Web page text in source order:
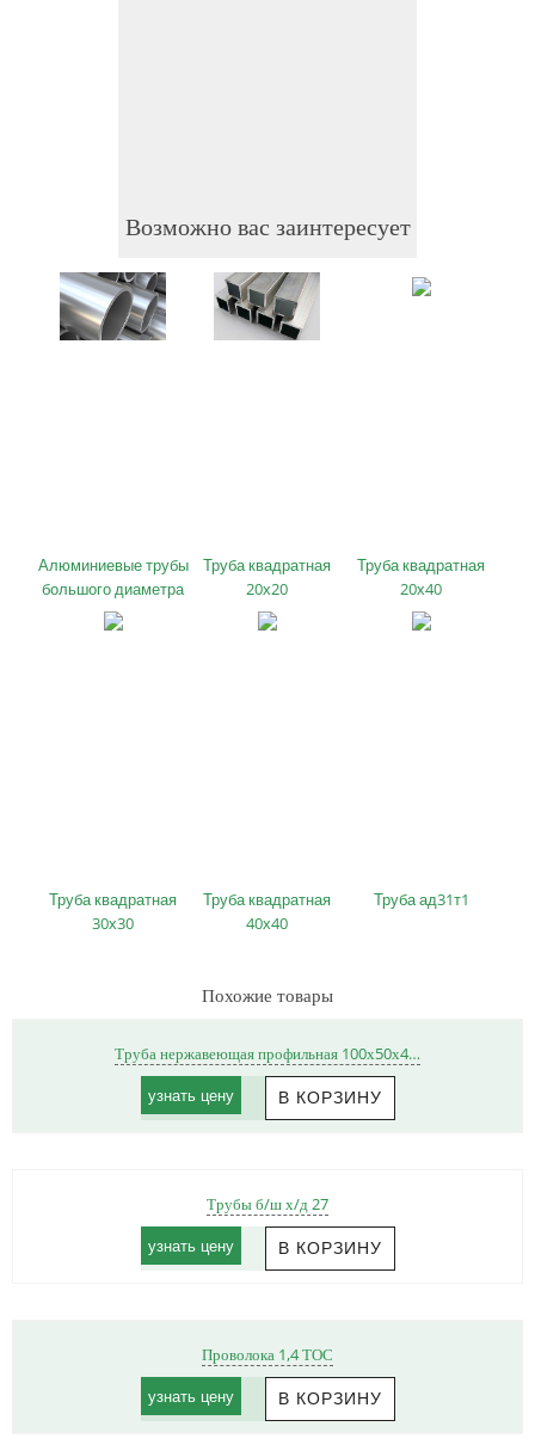
Возможно вас заинтересует
Алюминиевые трубы
большого диаметра
Труба квадратная
20х20
Труба квадратная
20х40
Труба квадратная
30х30
Труба квадратная
40х40
Труба ад31т1
Похожие товары
Труба нержавеющая профильная 100х50х4…
узнать цену
Трубы б/ш х/д 27
узнать цену
Проволока 1,4 ТОС
узнать цену